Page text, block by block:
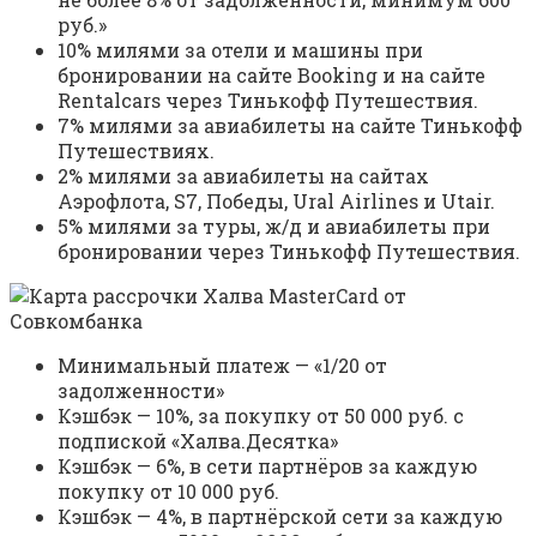
руб.»
10% милями за отели и машины при
бронировании на сайте Booking и на сайте
Rentalcars через Тинькофф Путешествия.
7% милями за авиабилеты на сайте Тинькофф
Путешествиях.
2% милями за авиабилеты на сайтах
Аэрофлота, S7, Победы, Ural Airlines и Utair.
5% милями за туры, ж/д и авиабилеты при
бронировании через Тинькофф Путешествия.
Минимальный платеж — «1/20 от
задолженности»
Кэшбэк — 10%, за покупку от 50 000 руб. с
подпиской «Халва.Десятка»
Кэшбэк — 6%, в сети партнёров за каждую
покупку от 10 000 руб.
Кэшбэк — 4%, в партнёрской сети за каждую